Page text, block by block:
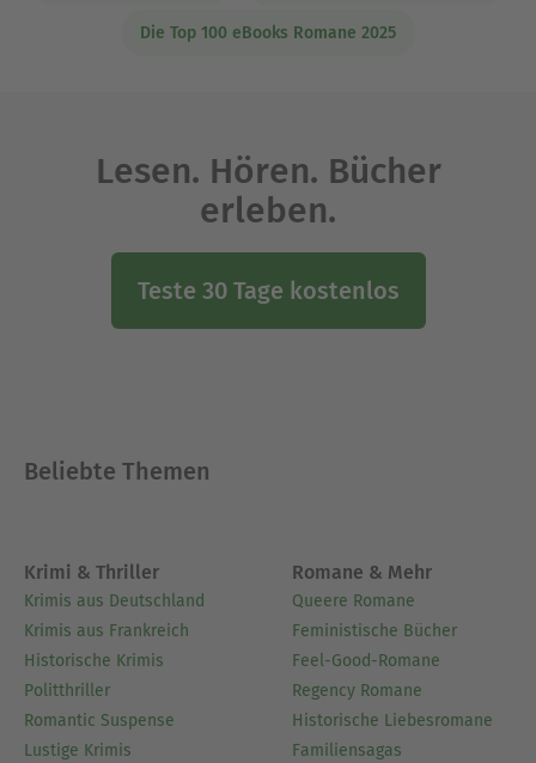
Die Top 100 eBooks Romane 2025
Lesen. Hören. Bücher
erleben.
Teste 30 Tage kostenlos
Beliebte Themen
Krimi & Thriller
Krimis aus Deutschland
Krimis aus Frankreich
Historische Krimis
Politthriller
Romantic Suspense
Lustige Krimis
Romane & Mehr
Queere Romane
Feministische Bücher
Feel-Good-Romane
Regency Romane
Historische Liebesromane
Familiensagas